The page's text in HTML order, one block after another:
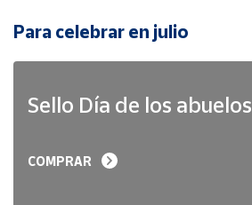
Para celebrar en julio
Sello Día de los abuelos
COMPRAR